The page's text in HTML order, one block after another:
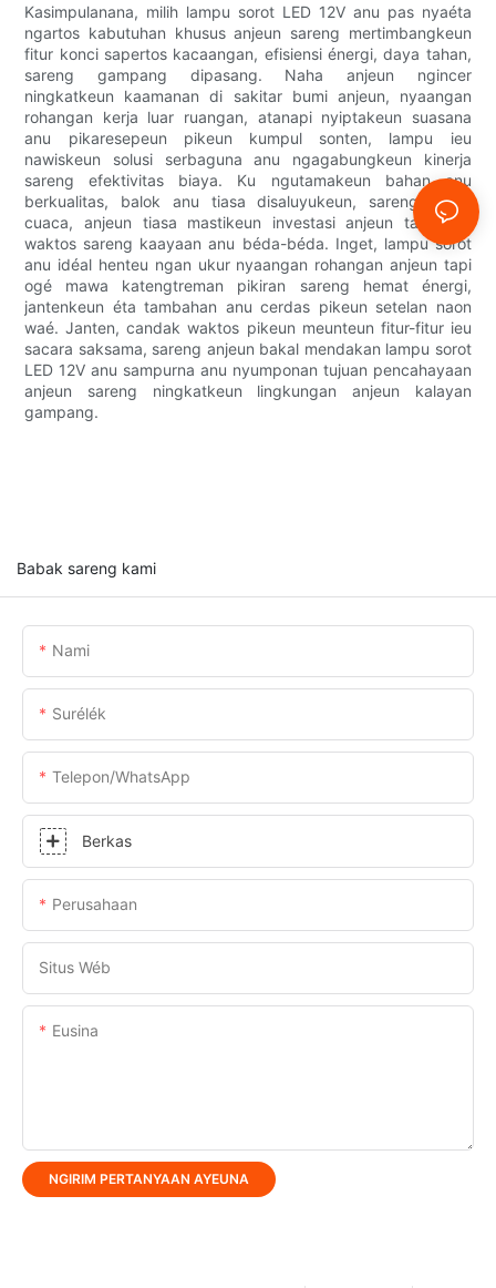
Kasimpulanana, milih lampu sorot LED 12V anu pas nyaéta
ngartos kabutuhan khusus anjeun sareng mertimbangkeun
fitur konci sapertos kacaangan, efisiensi énergi, daya tahan,
sareng gampang dipasang. Naha anjeun ngincer
ningkatkeun kaamanan di sakitar bumi anjeun, nyaangan
rohangan kerja luar ruangan, atanapi nyiptakeun suasana
anu pikaresepeun pikeun kumpul sonten, lampu ieu
nawiskeun solusi serbaguna anu ngagabungkeun kinerja
sareng efektivitas biaya. Ku ngutamakeun bahan anu
berkualitas, balok anu tiasa disaluyukeun, sareng tahan
cuaca, anjeun tiasa mastikeun investasi anjeun tahan uji
waktos sareng kaayaan anu béda-béda. Inget, lampu sorot
anu idéal henteu ngan ukur nyaangan rohangan anjeun tapi
ogé mawa katengtreman pikiran sareng hemat énergi,
jantenkeun éta tambahan anu cerdas pikeun setelan naon
waé. Janten, candak waktos pikeun meunteun fitur-fitur ieu
sacara saksama, sareng anjeun bakal mendakan lampu sorot
LED 12V anu sampurna anu nyumponan tujuan pencahayaan
anjeun sareng ningkatkeun lingkungan anjeun kalayan
gampang.
Babak sareng kami
Nami
Surélék
Telepon/whatsApp
Berkas
Perusahaan
Situs Wéb
Eusina
NGIRIM PERTANYAAN AYEUNA